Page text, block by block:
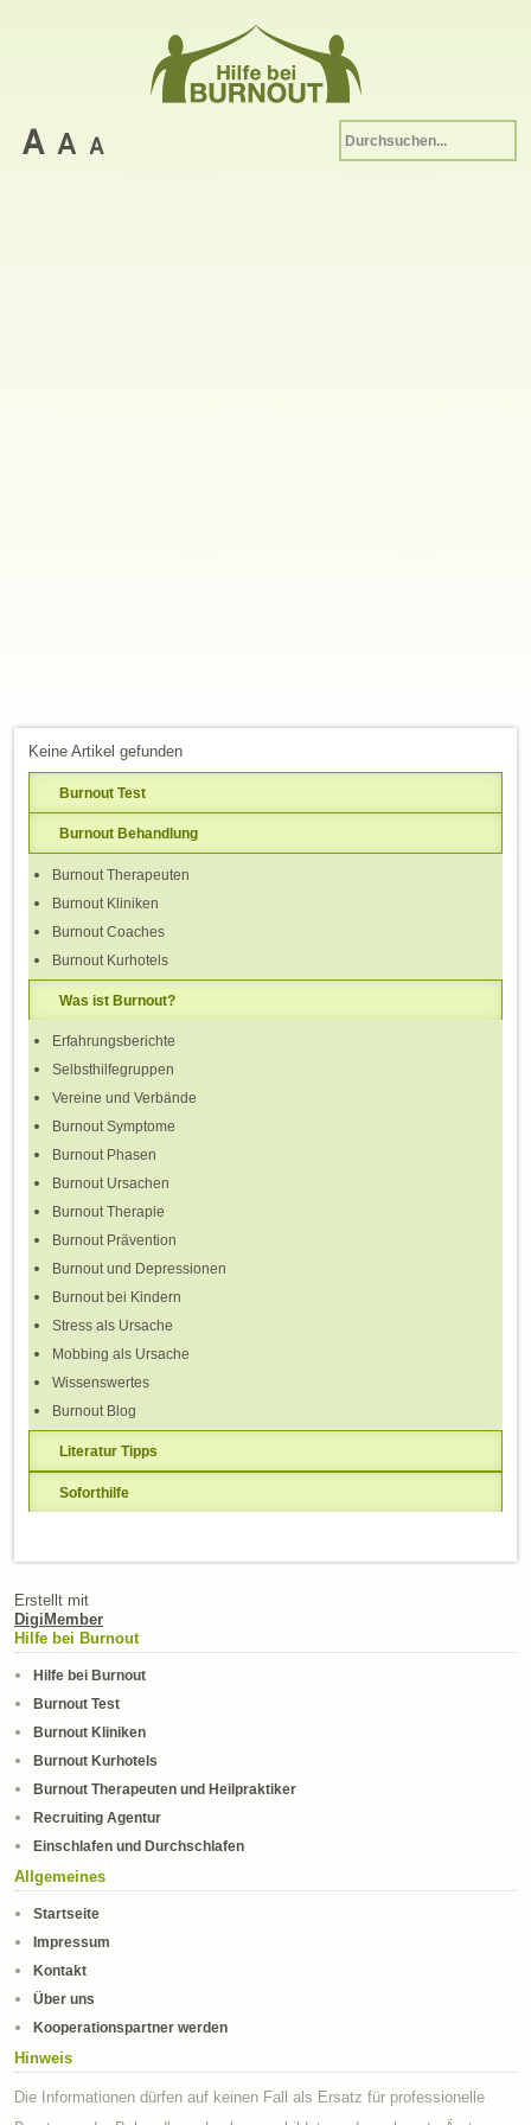
Keine Artikel gefunden
Burnout Test
Burnout Behandlung
Burnout Therapeuten
Burnout Kliniken
Burnout Coaches
Burnout Kurhotels
Was ist Burnout?
Erfahrungsberichte
Selbsthilfegruppen
Vereine und Verbände
Burnout Symptome
Burnout Phasen
Burnout Ursachen
Burnout Therapie
Burnout Prävention
Burnout und Depressionen
Burnout bei Kindern
Stress als Ursache
Mobbing als Ursache
Wissenswertes
Burnout Blog
Literatur Tipps
Soforthilfe
Erstellt mit
DigiMember
Hilfe bei Burnout
Hilfe bei Burnout
Burnout Test
Burnout Kliniken
Burnout Kurhotels
Burnout Therapeuten und Heilpraktiker
Recruiting Agentur
Einschlafen und Durchschlafen
Allgemeines
Startseite
Impressum
Kontakt
Über uns
Kooperationspartner werden
Hinweis
Die Informationen dürfen auf keinen Fall als Ersatz für professionelle